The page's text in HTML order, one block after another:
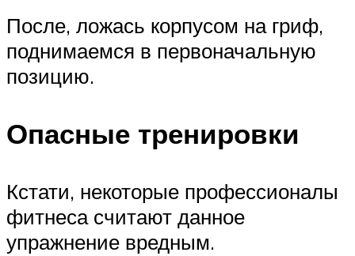
После, ложась корпусом на гриф,
поднимаемся в первоначальную
позицию.
Опасные тренировки
Кстати, некоторые профессионалы
фитнеса считают данное
упражнение вредным.